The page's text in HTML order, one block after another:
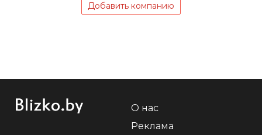
Добавить компанию
О нас
Реклама